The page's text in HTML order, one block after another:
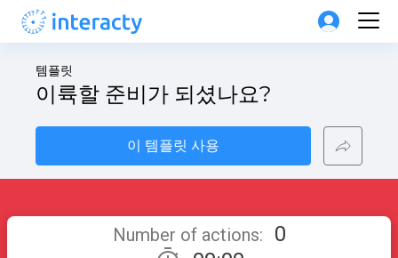
템플릿
이륙할 준비가 되셨나요?
이 템플릿 사용